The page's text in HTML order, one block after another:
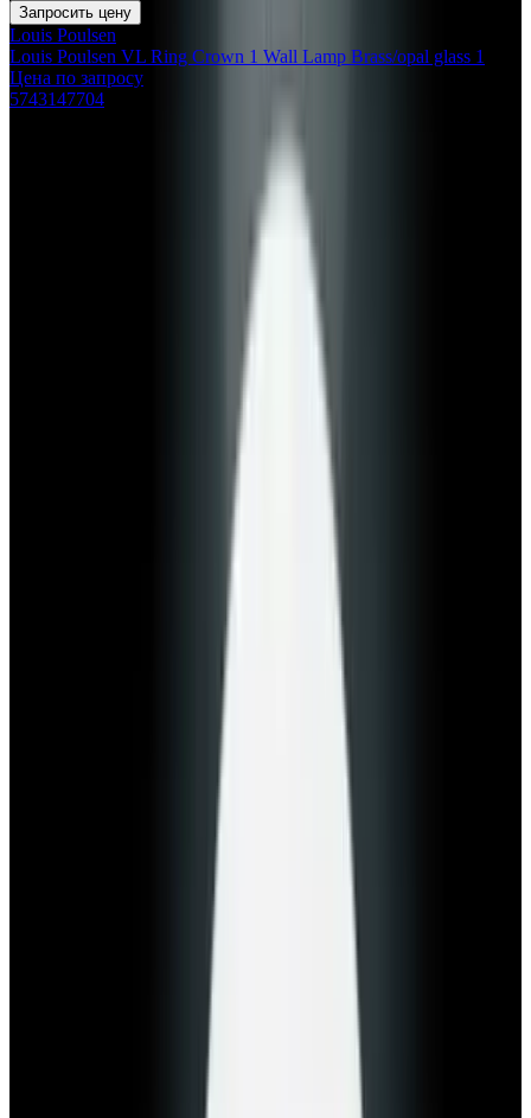
Запросить цену
Louis Poulsen
Louis Poulsen VL Ring Crown 1 Wall Lamp Brass/opal glass 1
Цена по запросу
5743147704